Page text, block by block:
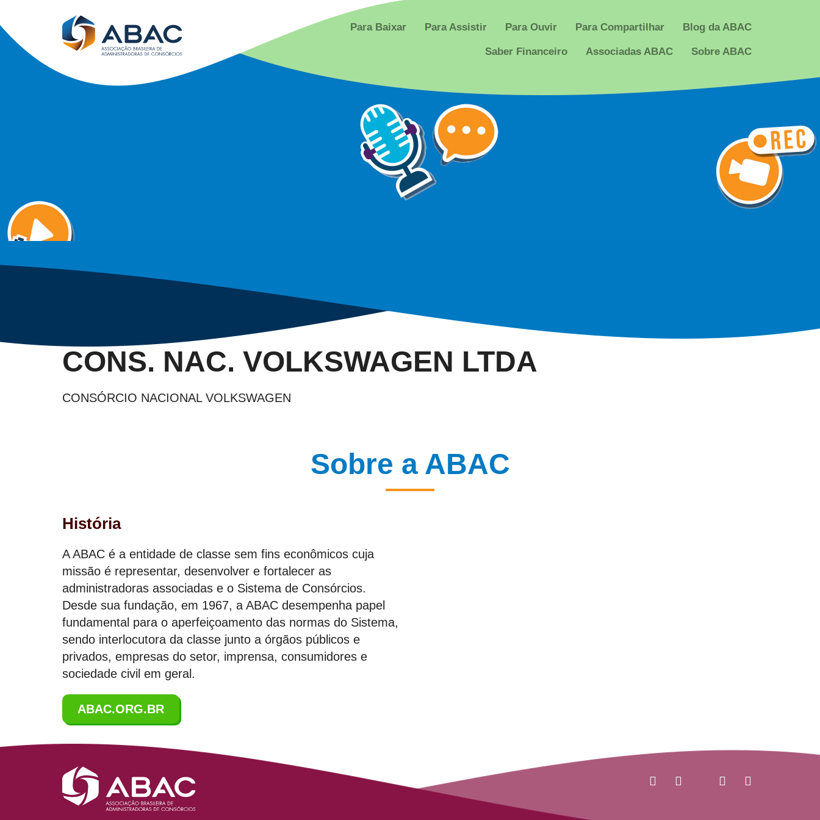
Blog da ABAC
Para Compartilhar
Para Ouvir
Para Assistir
Para Baixar
Sobre ABAC
Associadas ABAC
Saber Financeiro
CONS. NAC. VOLKSWAGEN LTDA
CONSÓRCIO NACIONAL VOLKSWAGEN
Sobre a ABAC
História
A ABAC é a entidade de classe sem fins econômicos cuja
missão é representar, desenvolver e fortalecer as
administradoras associadas e o Sistema de Consórcios.
Desde sua fundação, em 1967, a ABAC desempenha papel
fundamental para o aperfeiçoamento das normas do Sistema,
sendo interlocutora da classe junto a órgãos públicos e
privados, empresas do setor, imprensa, consumidores e
sociedade civil em geral.
ABAC.ORG.BR